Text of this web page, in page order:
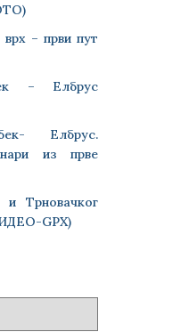
– први пут
– Елбрус
Елбрус.
из прве
и Трновачког
GPX)